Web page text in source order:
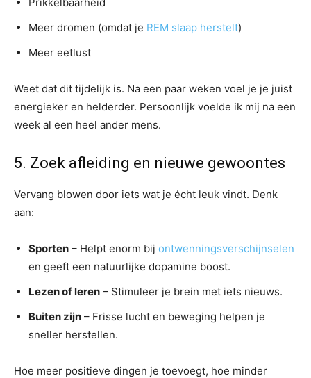
Meer dromen (omdat je REM slaap herstelt)
Meer eetlust
Weet dat dit tijdelijk is. Na een paar weken voel je je juist
energieker en helderder. Persoonlijk voelde ik mij na een
week al een heel ander mens.
5. Zoek afleiding en nieuwe gewoontes
Vervang blowen door iets wat je écht leuk vindt. Denk
aan:
Sporten – Helpt enorm bij ontwenningsverschijnselen
en geeft een natuurlijke dopamine boost.
Lezen of leren – Stimuleer je brein met iets nieuws.
Buiten zijn – Frisse lucht en beweging helpen je
sneller herstellen.
Hoe meer positieve dingen je toevoegt, hoe minder